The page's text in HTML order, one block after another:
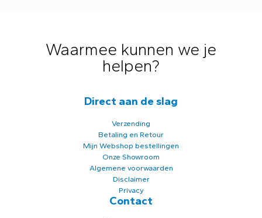
Waarmee kunnen we je
helpen?
Direct aan de slag
Verzending
Betaling en Retour
Mijn Webshop bestellingen
Onze Showroom
Algemene voorwaarden
Disclaimer
Privacy
Contact